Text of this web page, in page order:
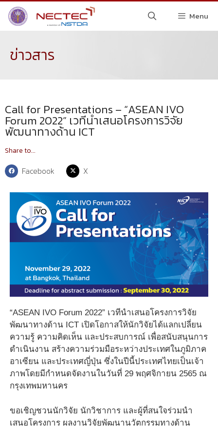
Menu
ข่าวสาร
Call for Presentations – “ASEAN IVO
Forum 2022” เวทีนำเสนอโครงการวิจัย
พัฒนาทางด้าน ICT
Share to...
Facebook X
“ASEAN IVO Forum 2022” เวทีนำเสนอโครงการวิจัย
พัฒนาทางด้าน ICT เปิดโอกาสให้นักวิจัยได้แลกเปลี่ยน
ความรู้ ความคิดเห็น และประสบการณ์ เพื่อสนับสนุนการ
ดำเนินงาน สร้างความร่วมมือระหว่างประเทศในภูมิภาค
อาเซียน และประเทศญี่ปุ่น ซึ่งในปีนี้ประเทศไทยเป็นเจ้า
ภาพโดยมีกำหนดจัดงานในวันที่ 29 พฤศจิกายน 2565 ณ
กรุงเทพมหานคร
ขอเชิญชวนนักวิจัย นักวิชาการ และผู้ที่สนใจร่วมนำ
เสนอโครงการ ผลงานวิจัยพัฒนานวัตกรรมทางด้าน